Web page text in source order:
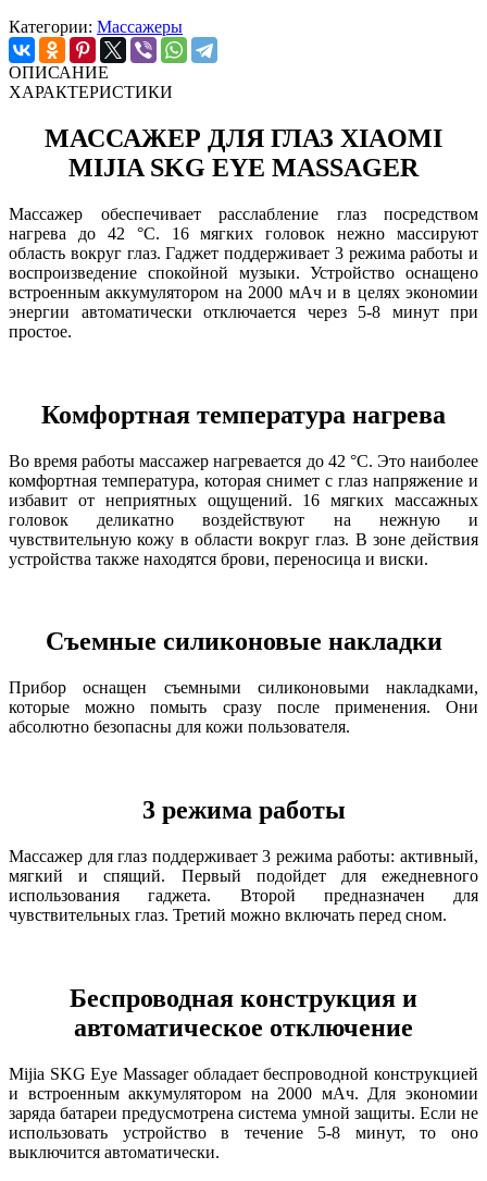
Категории: Массажеры
ОПИСАНИЕ
ХАРАКТЕРИСТИКИ
МАССАЖЕР ДЛЯ ГЛАЗ XIAOMI
MIJIA SKG EYE MASSAGER
Массажер обеспечивает расслабление глаз посредством
нагрева до 42 °С. 16 мягких головок нежно массируют
область вокруг глаз. Гаджет поддерживает 3 режима работы и
воспроизведение спокойной музыки. Устройство оснащено
встроенным аккумулятором на 2000 мАч и в целях экономии
энергии автоматически отключается через 5-8 минут при
простое.
Комфортная температура нагрева
Во время работы массажер нагревается до 42 °С. Это наиболее
комфортная температура, которая снимет с глаз напряжение и
избавит от неприятных ощущений. 16 мягких массажных
головок деликатно воздействуют на нежную и
чувствительную кожу в области вокруг глаз. В зоне действия
устройства также находятся брови, переносица и виски.
Съемные силиконовые накладки
Прибор оснащен съемными силиконовыми накладками,
которые можно помыть сразу после применения. Они
абсолютно безопасны для кожи пользователя.
3 режима работы
Массажер для глаз поддерживает 3 режима работы: активный,
мягкий и спящий. Первый подойдет для ежедневного
использования гаджета. Второй предназначен для
чувствительных глаз. Третий можно включать перед сном.
Беспроводная конструкция и
автоматическое отключение
Mijia SKG Eye Massager обладает беспроводной конструкцией
и встроенным аккумулятором на 2000 мАч. Для экономии
заряда батареи предусмотрена система умной защиты. Если не
использовать устройство в течение 5-8 минут, то оно
выключится автоматически.